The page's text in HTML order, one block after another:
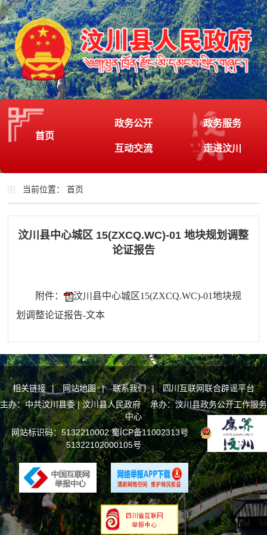
首页
政务公开 政务服务
互动交流 走进汶川
当前位置：首页
汶川县中心城区 15(ZXCQ.WC)-01 地块规划调整
论证报告
附件：
汶川县中心城区15(ZXCQ.WC)-01地块规
划调整论证报告-文本
相关链接 | 网站地图 | 联系我们 |
四川互联网联合辟谣平台
主办：中共汶川县委 | 汶川县人民政府 承办：汶川县政务公开工作服务
中心
网站标识码：5132210002蜀ICP备11002313号
川公网安备
51322102000105号